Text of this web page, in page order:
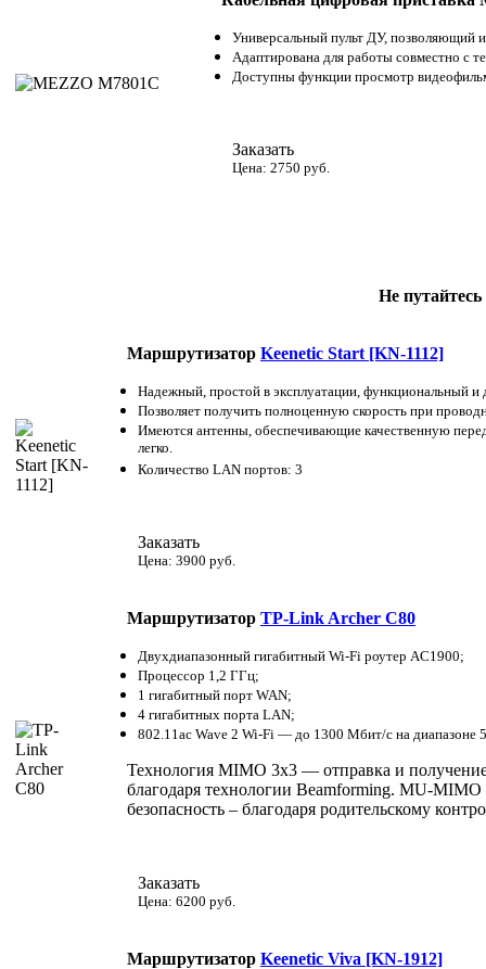
Универсальный пульт ДУ, позволяющий
Адаптирована для работы совместно с
Доступны функции просмотр
Заказать
Цена: 2750 руб.
Не
Маршрутизатор Keenetic Start [KN-1112]
Надежный, простой в эксплуатации, функциональный и
Позволяет получить полноценную скорость при
Имеются антенны, обеспечивающие качественную
легко.
Количество LAN портов: 3
Заказать
Цена: 3900 руб.
Маршрутизатор TP-Link Archer С80
Двухдиапазонный гигабитный Wi-Fi роутер AC1900;
Процессор 1,2 ГГц;
1 гигабитный порт WAN;
4 гигабитных порта LAN;
802.11ac Wave 2 Wi-Fi — до 1300 Мбит/с на
Технология MIMO 3x3 — отправка и
благодаря технологии Beamforming. MU-
безопасность – благодаря родительскому
Заказать
Цена: 6200 руб.
Маршрутизатор Keenetic Viva [KN-1912]